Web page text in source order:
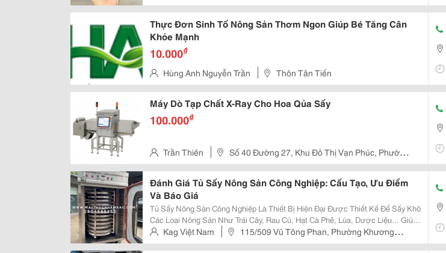
Quận Thủ Đức, Tp.hcm
Thực Đơn Sinh Tố Nông Sản Thơm Ngon Giúp Bé Tăng Cân
Khỏe Mạnh
10.000₫
Hùng Anh Nguyễn Trần Thôn Tân Tiến
Máy Dò Tạp Chất X-Ray Cho Hoa Qủa Sấy
100.000₫
Trần Thiên
Số 40 Đường 27, Khu Đô Thị Vạn Phúc, Phường
Hiệp Bình, Tp. Hồ Chí Minh
Đánh Giá Tủ Sấy Nông Sản Công Nghiệp: Cấu Tạo, Ưu Điểm
Và Báo Giá
Tủ Sấy Nông Sản Công Nghiệp Là Thiết Bị Hiện Đại Được Thiết Kế Để Sấy Khô
Các Loại Nông Sản Như Trái Cây, Rau Củ, Hạt Cà Phê, Lúa, Dược Liệu... Giúp
Kéo Dài Thời Gian Bảo Quản, Giữ Được Hương Vị Và Giá Trị Dinh Dưỡng. Tủ
Sấy Nông Sản Công Nghiệp Phù...
Kag Việt Nam
115/509 Vũ Tông Phan, Phường Khương
Đình, Quận Thanh Xuân, Tp Hà Nội.